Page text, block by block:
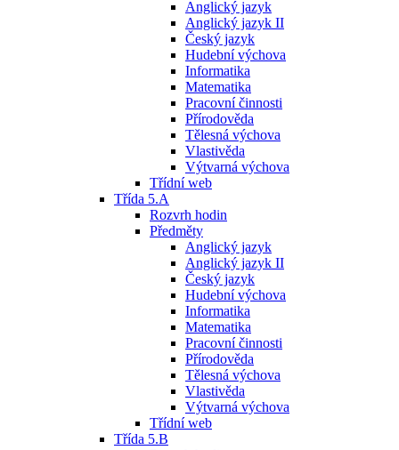
Anglický jazyk
Anglický jazyk II
Český jazyk
Hudební výchova
Informatika
Matematika
Pracovní činnosti
Přírodověda
Tělesná výchova
Vlastivěda
Výtvarná výchova
Třídní web
Třída 5.A
Rozvrh hodin
Předměty
Anglický jazyk
Anglický jazyk II
Český jazyk
Hudební výchova
Informatika
Matematika
Pracovní činnosti
Přírodověda
Tělesná výchova
Vlastivěda
Výtvarná výchova
Třídní web
Třída 5.B